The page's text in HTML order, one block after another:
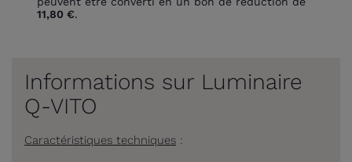
11,80 €.
Informations sur Luminaire
Q-VITO
Caractéristiques techniques :